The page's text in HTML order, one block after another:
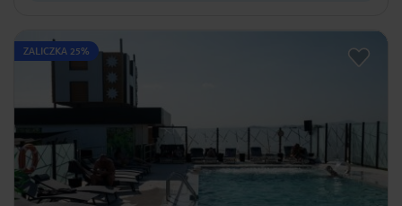
ZALICZKA 25%